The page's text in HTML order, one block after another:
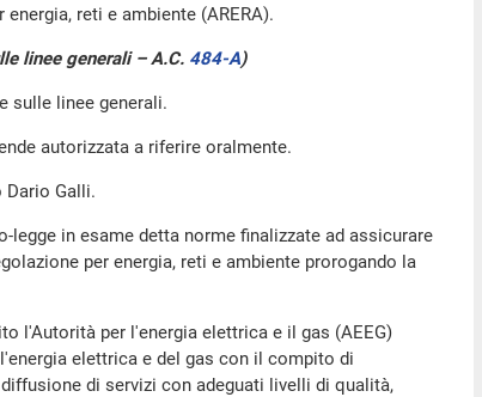
reti e ambiente (ARERA).
linee generali – A.C. 484-A)
sulle linee generali.
autorizzata a riferire oralmente.
Dario Galli.
legge in esame detta norme finalizzate ad assicurare
per energia, reti e ambiente prorogando la
l'Autorità per l'energia elettrica e il gas (AEEG)
elettrica e del gas con il compito di
di servizi con adeguati livelli di qualità,